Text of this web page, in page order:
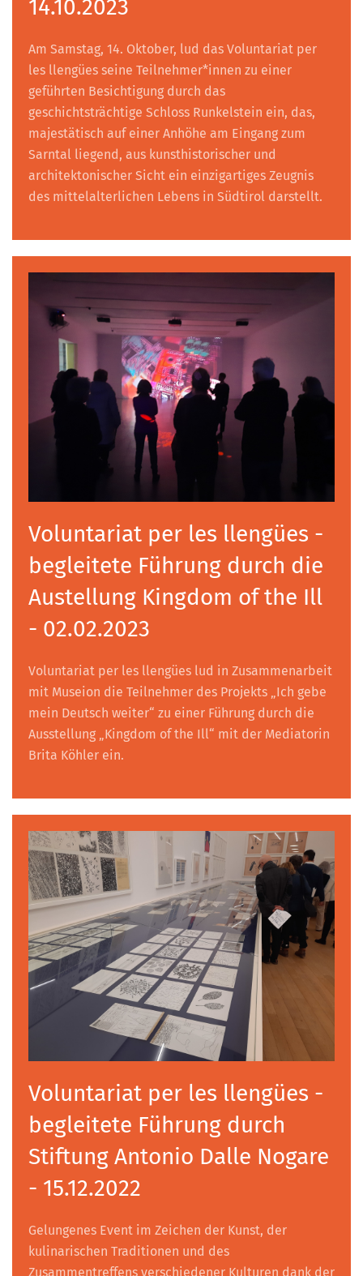
14.10.2023
Am Samstag, 14. Oktober, lud das Voluntariat per
les llengües seine Teilnehmer*innen zu einer
geführten Besichtigung durch das
geschichtsträchtige Schloss Runkelstein ein, das,
majestätisch auf einer Anhöhe am Eingang zum
Sarntal liegend, aus kunsthistorischer und
architektonischer Sicht ein einzigartiges Zeugnis
des mittelalterlichen Lebens in Südtirol darstellt.
Voluntariat per les llengües -
begleitete Führung durch die
Austellung Kingdom of the Ill
- 02.02.2023
Voluntariat per les llengües lud in Zusammenarbeit
mit Museion die Teilnehmer des Projekts „Ich gebe
mein Deutsch weiter“ zu einer Führung durch die
Ausstellung „Kingdom of the Ill“ mit der Mediatorin
Brita Köhler ein.
Voluntariat per les llengües -
begleitete Führung durch
Stiftung Antonio Dalle Nogare
- 15.12.2022
Gelungenes Event im Zeichen der Kunst, der
kulinarischen Traditionen und des
Zusammentreffens verschiedener Kulturen dank der